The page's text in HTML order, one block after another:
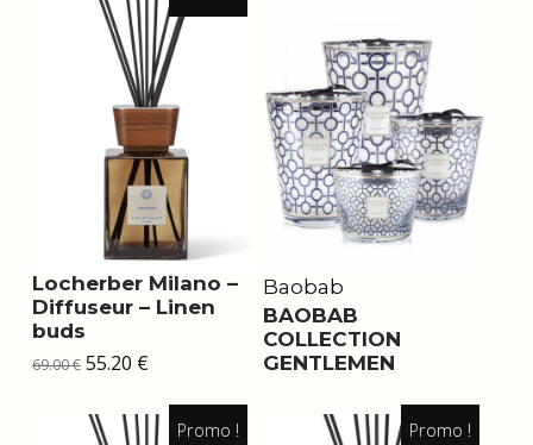
Locherber Milano –
Diffuseur – Linen
buds
69.00€ Le
prix
était :
69.00 €.
55.20 €Le
prix
est :
55.20 €.
Baobab
BAOBAB
COLLECTION
GENTLEMEN
Promo ! Promo !